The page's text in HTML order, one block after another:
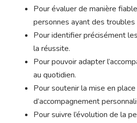
Pour évaluer de manière
personnes ayant des
Pour identifier précisément
la réussite.
Pour pouvoir adapter
au quotidien.
Pour soutenir la mise en
d’accompagnement
Pour suivre l’évolution de la